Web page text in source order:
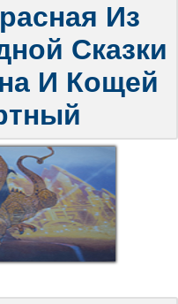
Из
Сказки
И Кощей